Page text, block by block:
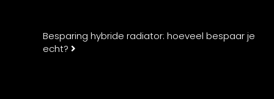
Besparing hybride radiator: hoeveel bespaar je
echt?